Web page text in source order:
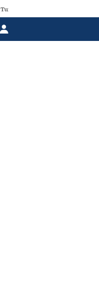
Turbina eólica